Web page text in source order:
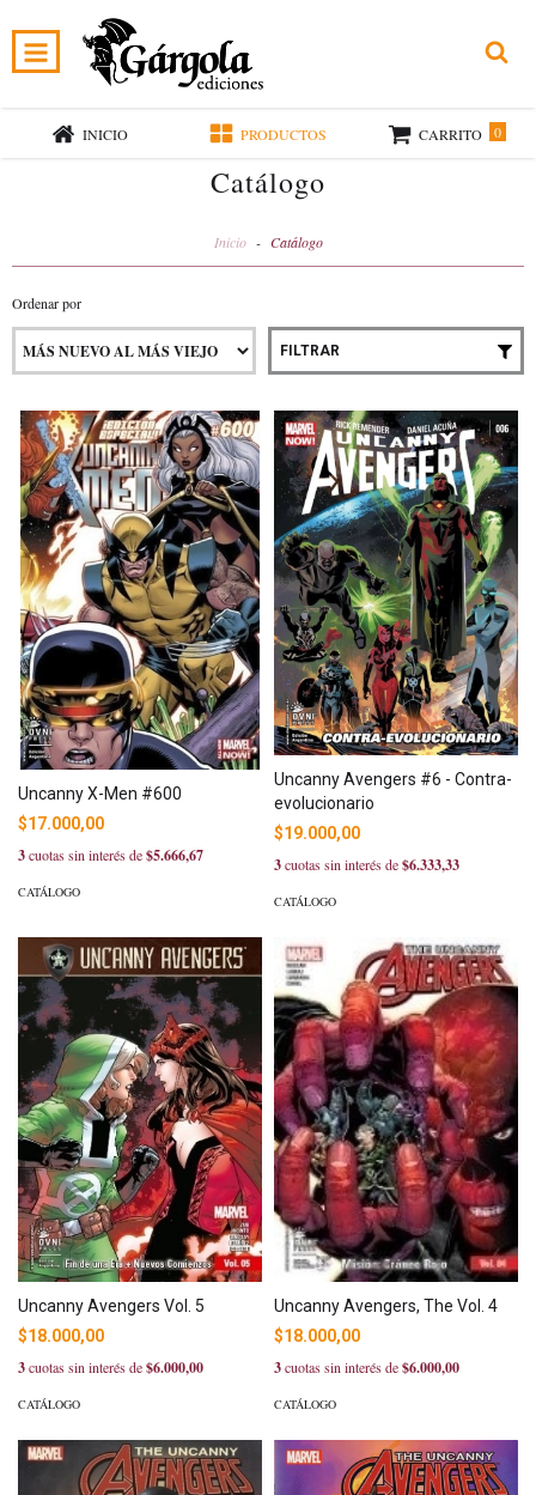
INICIO PRODUCTOS CARRITO 0
Catálogo
Inicio - Catálogo
Ordenar por
FILTRAR
Uncanny X-Men #600
$17.000,00
3cuotas sin interés de$5.666,67
CATÁLOGO
Uncanny Avengers #6 - Contra-
evolucionario
$19.000,00
3cuotas sin interés de$6.333,33
CATÁLOGO
Uncanny Avengers Vol. 5
$18.000,00
3cuotas sin interés de$6.000,00
CATÁLOGO
Uncanny Avengers, The Vol. 4
$18.000,00
3cuotas sin interés de$6.000,00
CATÁLOGO